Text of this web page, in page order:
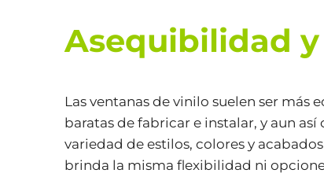
Asequibilidad
Las ventanas de vinilo suelen ser
baratas de fabricar e instalar, y aun
variedad de estilos, colores y
brinda la misma flexibilidad ni